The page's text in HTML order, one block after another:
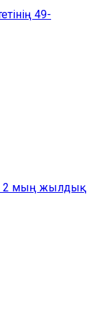
49-
2 мың жылдық